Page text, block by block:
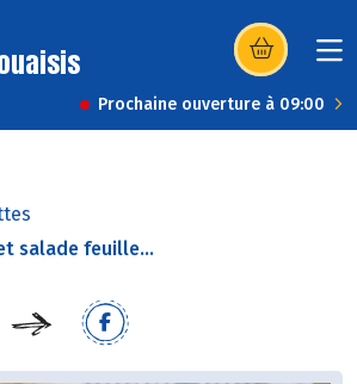
(s’ouvre dans
Prochaine ouverture à 09:00
salade feuille...